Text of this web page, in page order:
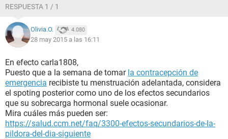
RESPUESTA 1 / 1
Olivia.O. 4.080
28 may 2015 a las 16:11
En efecto carla1808,
Puesto que a la semana de tomar la contracepción de
emergencia recibiste tu menstruación adelantada, considera
el spoting posterior como uno de los efectos secundarios
que su sobrecarga hormonal suele ocasionar.
Mira cuáles más pueden ser:
https://salud.ccm.net/faq/3300-efectos-secundarios-de-la-
pildora-del-dia-siguiente